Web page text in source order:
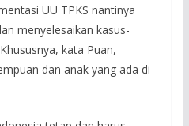
UU TPKS nantinya
menyelesaikan kasus-
kata Puan,
dan anak yang ada di